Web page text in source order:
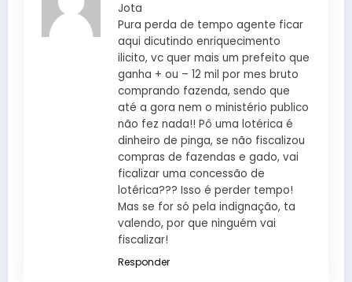
Jota
Pura perda de tempo agente ficar
aqui dicutindo enriquecimento
ilicito, vc quer mais um prefeito que
ganha + ou – 12 mil por mes bruto
comprando fazenda, sendo que
até a gora nem o ministério publico
não fez nada!! Pô uma lotérica é
dinheiro de pinga, se não fiscalizou
compras de fazendas e gado, vai
ficalizar uma concessão de
lotérica??? Isso é perder tempo!
Mas se for só pela indignação, ta
valendo, por que ninguém vai
fiscalizar!
Responder